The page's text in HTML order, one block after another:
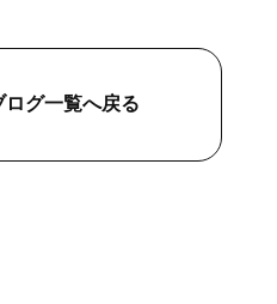
ログ一覧へ戻る